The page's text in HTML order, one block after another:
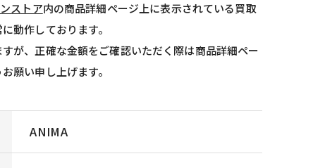
ストア内の商品詳細ページ上に表示されている買取
動作しております。
が、正確な金額をご確認いただく際は商品詳細ペー
願い申し上げます。
ANIMA